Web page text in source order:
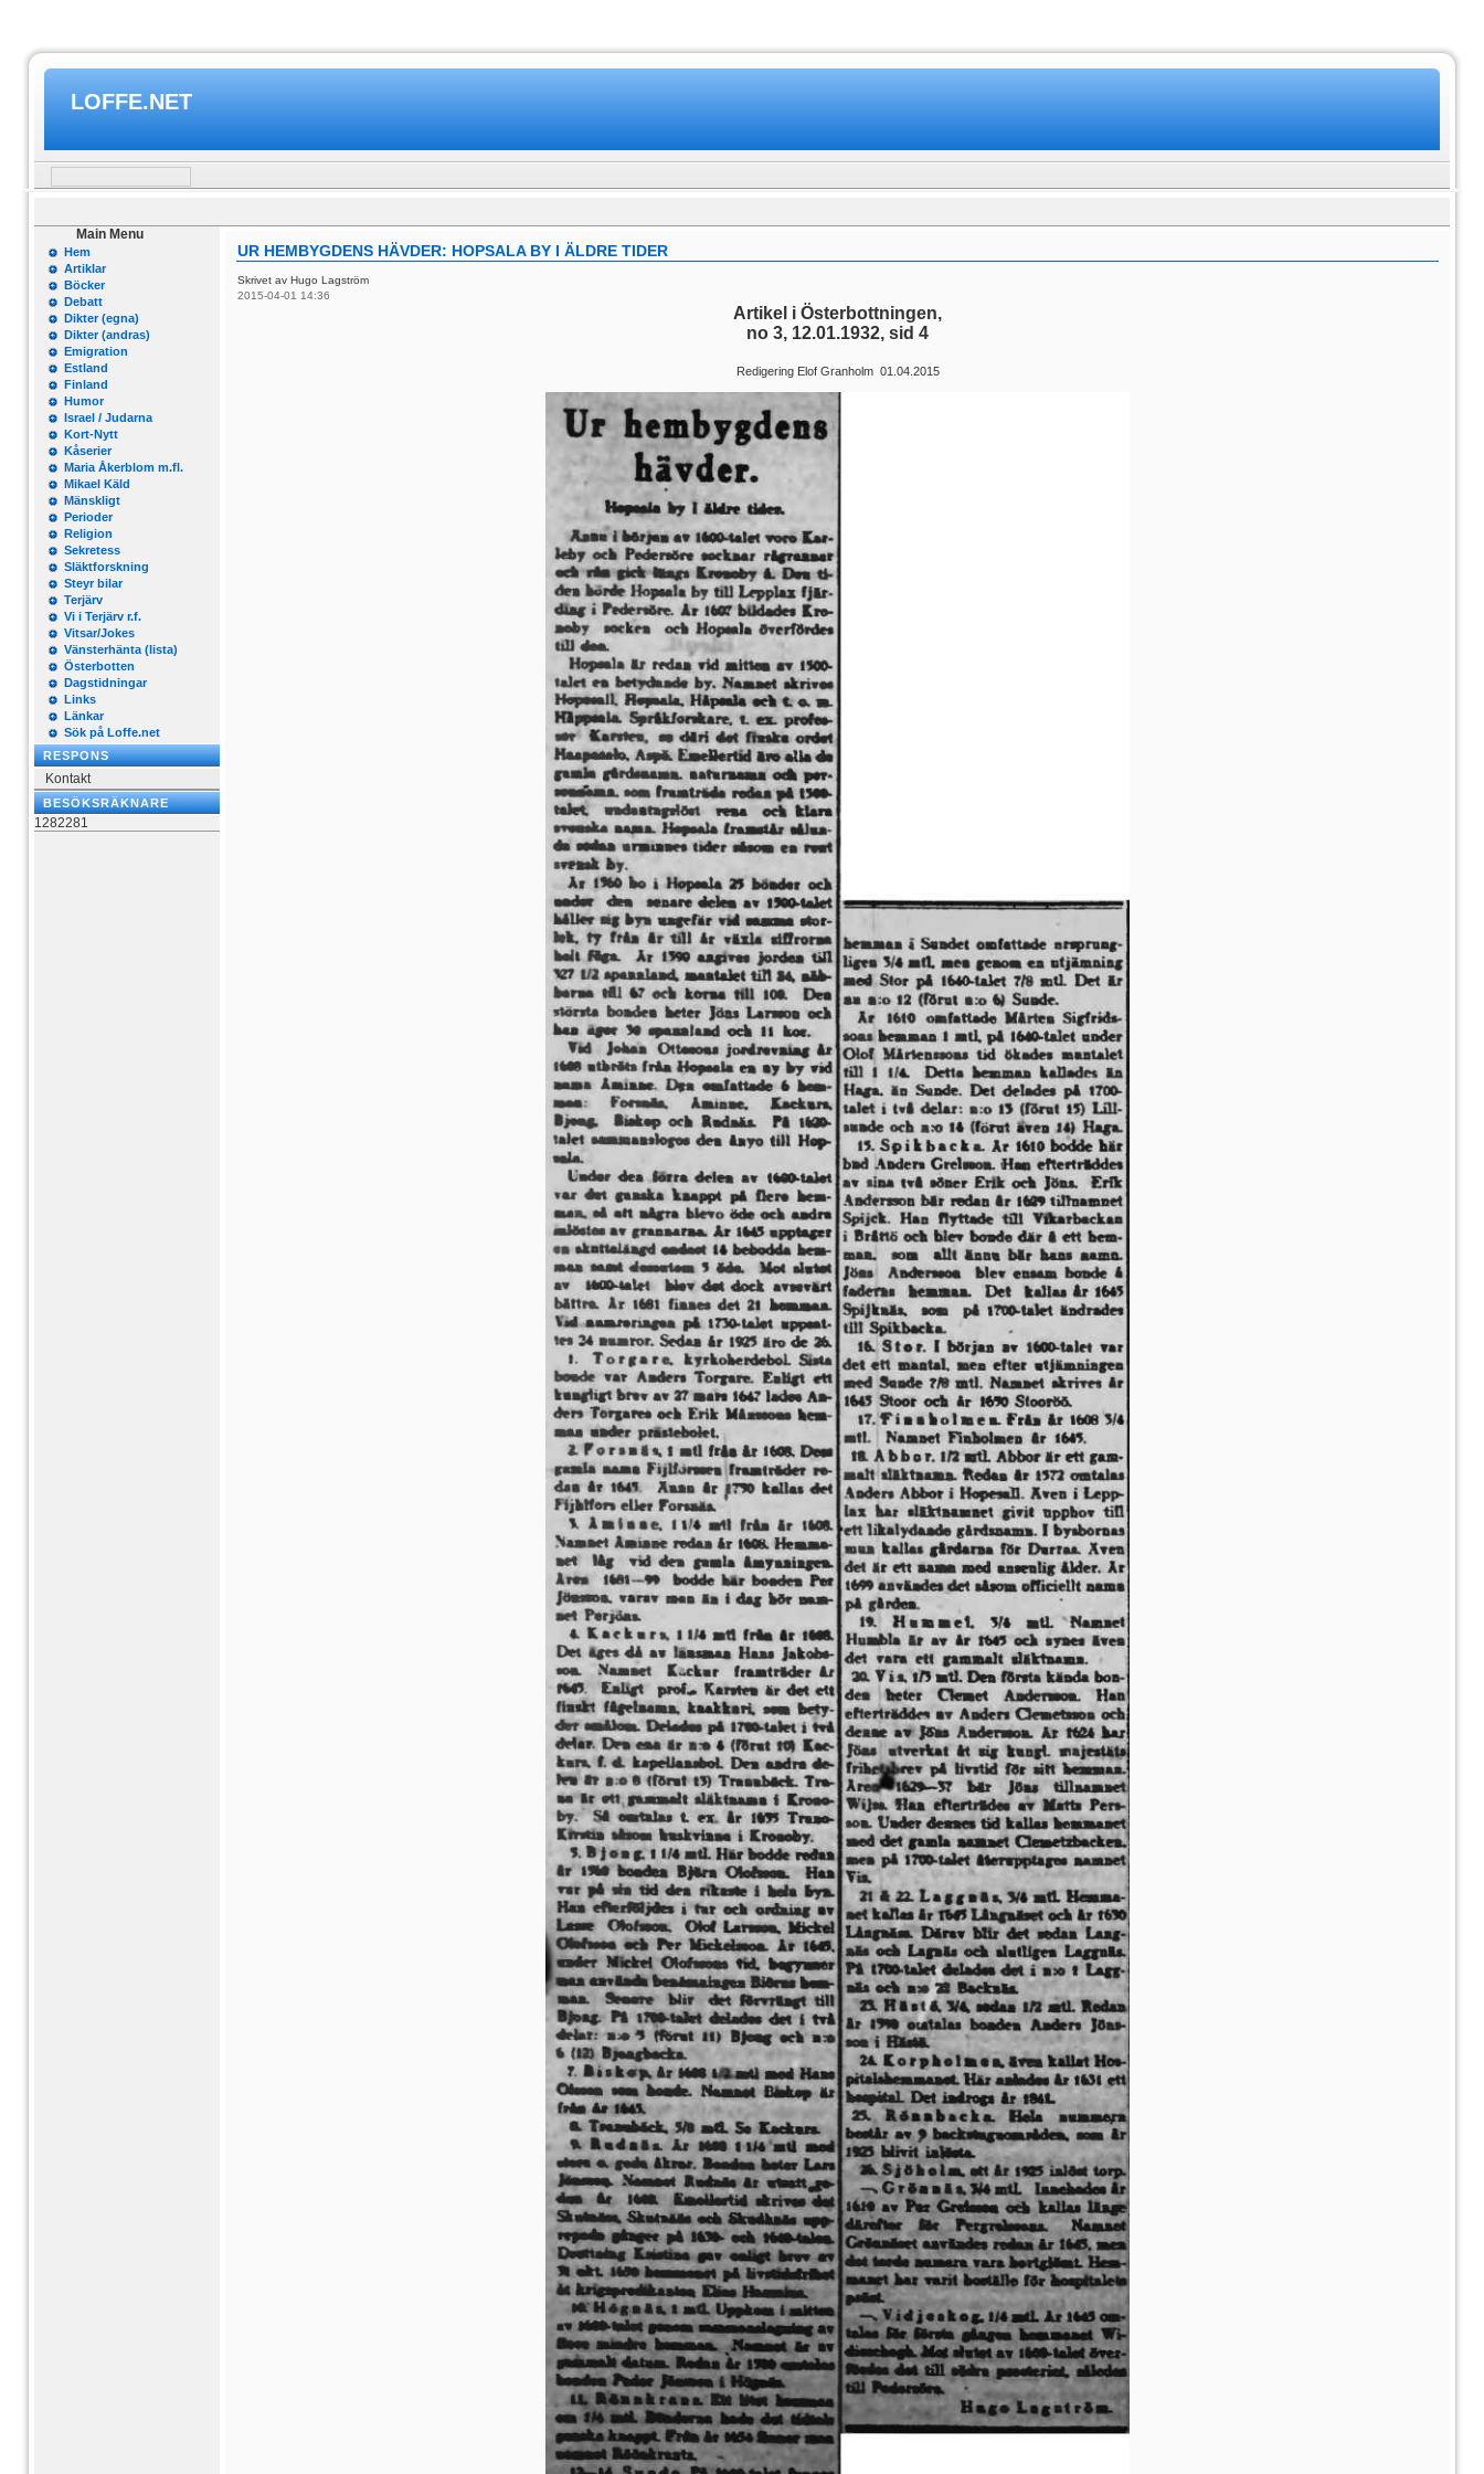
LOFFE.NET
Main Menu
Hem
Artiklar
Böcker
Debatt
Dikter (egna)
Dikter (andras)
Emigration
Estland
Finland
Humor
Israel / Judarna
Kort-Nytt
Kåserier
Maria Åkerblom m.fl.
Mikael Käld
Mänskligt
Perioder
Religion
Sekretess
Släktforskning
Steyr bilar
Terjärv
Vi i Terjärv r.f.
Vitsar/Jokes
Vänsterhänta (lista)
Österbotten
Dagstidningar
Links
Länkar
Sök på Loffe.net
RESPONS
Kontakt
BESÖKSRÄKNARE
1282281
UR HEMBYGDENS HÄVDER: HOPSALA BY I ÄLDRE TIDER
Skrivet av Hugo Lagström
2015-04-01 14:36
Artikel i Österbottningen,
no 3, 12.01.1932, sid 4
Redigering Elof Granholm 01.04.2015